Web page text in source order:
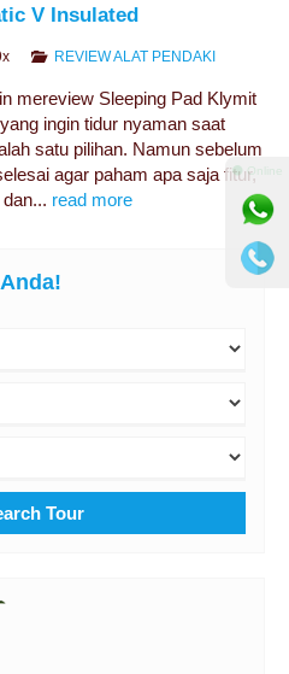
V Insulated
REVIEW ALAT PENDAKI
mereview Sleeping Pad Klymit
ingin tidur nyaman saat
satu pilihan. Namun sebelum
agar paham apa saja fitur,
read more
Tour
⚫ Online